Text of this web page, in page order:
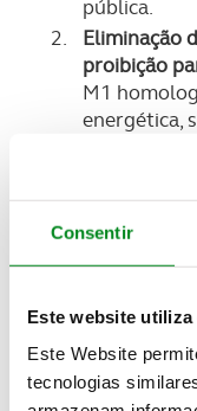
Consentir
Este website utiliza
Este Website
tecnologias
pública.
Eliminação
proibição
M1
energética,
Exclusão
os similares
abrangidos
das
turismo, na
ou na via
do